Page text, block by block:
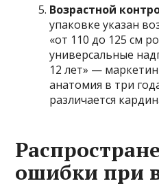
Возрастной
упаковке указан
«от 110 до 125 см
универсальные
12 лет» —
анатомия в три
различается
ошибки при